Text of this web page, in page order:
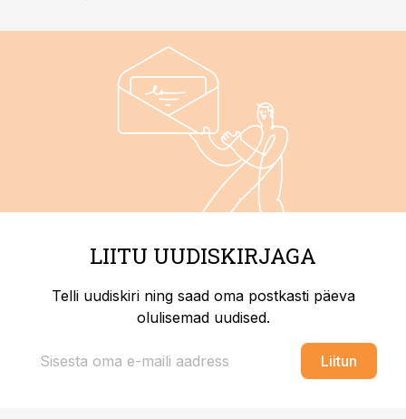
LIITU UUDISKIRJAGA
Telli uudiskiri ning saad oma postkasti päeva
olulisemad uudised.
Liitun